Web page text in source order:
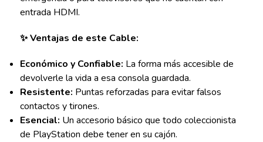
entrada HDMI.
✨ Ventajas de este Cable:
Económico y Confiable: La forma más accesible de
devolverle la vida a esa consola guardada.
Resistente: Puntas reforzadas para evitar falsos
contactos y tirones.
Esencial: Un accesorio básico que todo coleccionista
de PlayStation debe tener en su cajón.